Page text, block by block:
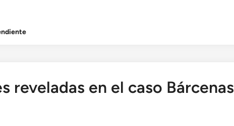
reveladas en el caso Bárcenas